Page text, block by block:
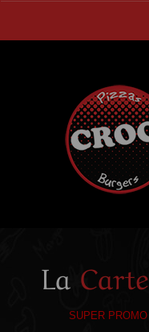
La Carte
SUPER PROMO